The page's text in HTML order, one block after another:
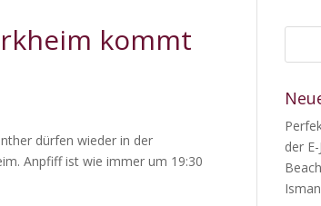
kommt
dürfen wieder in der
Anpfiff ist wie immer um 19:30
der